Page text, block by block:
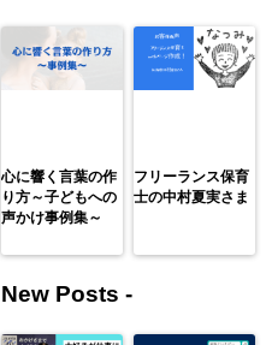
心に響く言葉の作
り方～子どもへの
声かけ事例集～
フリーランス保育
士の中村夏実さま
New Posts -